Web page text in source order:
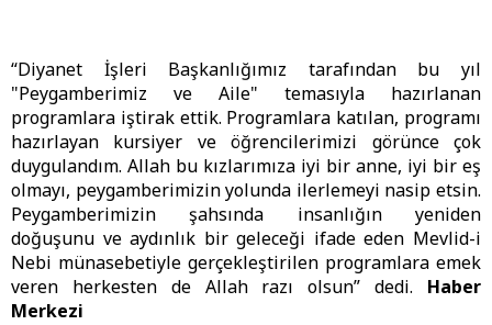
“Diyanet İşleri Başkanlığımız tarafından bu yıl
"Peygamberimiz ve Aile" temasıyla hazırlanan
programlara iştirak ettik. Programlara katılan, programı
hazırlayan kursiyer ve öğrencilerimizi görünce çok
duygulandım. Allah bu kızlarımıza iyi bir anne, iyi bir eş
olmayı, peygamberimizin yolunda ilerlemeyi nasip etsin.
Peygamberimizin şahsında insanlığın yeniden
doğuşunu ve aydınlık bir geleceği ifade eden Mevlid-i
Nebi münasebetiyle gerçekleştirilen programlara emek
veren herkesten de Allah razı olsun” dedi. Haber
Merkezi